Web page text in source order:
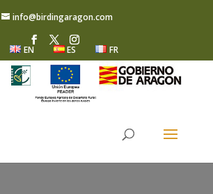
info@birdingaragon.com
EN ES FR